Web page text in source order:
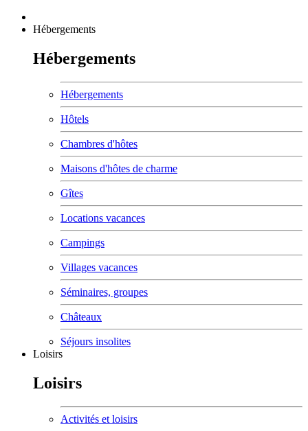
Hébergements
Hébergements
Hébergements
Hôtels
Chambres d'hôtes
Maisons d'hôtes de charme
Gîtes
Locations vacances
Campings
Villages vacances
Séminaires, groupes
Châteaux
Séjours insolites
Loisirs
Loisirs
Activités et loisirs